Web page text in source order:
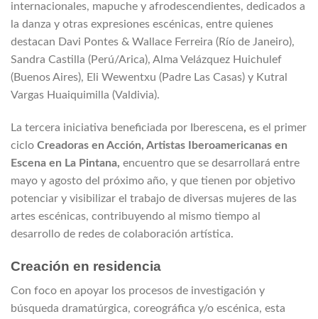
internacionales, mapuche y afrodescendientes, dedicados a
la danza y otras expresiones escénicas, entre quienes
destacan Davi Pontes & Wallace Ferreira (Río de Janeiro),
Sandra Castilla (Perú/Arica), Alma Velázquez Huichulef
(Buenos Aires), Eli Wewentxu (Padre Las Casas) y Kutral
Vargas Huaiquimilla (Valdivia).
La tercera iniciativa beneficiada por Iberescena, es el primer
ciclo Creadoras en Acción, Artistas Iberoamericanas en
Escena en La Pintana, encuentro que se desarrollará entre
mayo y agosto del próximo año, y que tienen por objetivo
potenciar y visibilizar el trabajo de diversas mujeres de las
artes escénicas, contribuyendo al mismo tiempo al
desarrollo de redes de colaboración artística.
Creación en residencia
Con foco en apoyar los procesos de investigación y
búsqueda dramatúrgica, coreográfica y/o escénica, esta